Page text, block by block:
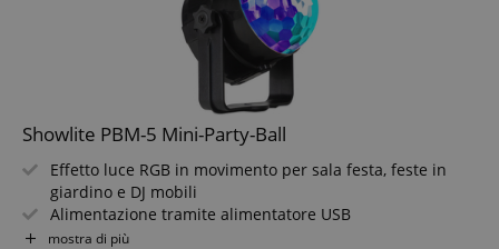
Showlite PBM-5 Mini-Party-Ball
Effetto luce RGB in movimento per sala festa, feste in
giardino e DJ mobili
Alimentazione tramite alimentatore USB
Microfono integrato per controllo musicale
mostra di più
sid
Google Privacy Policy